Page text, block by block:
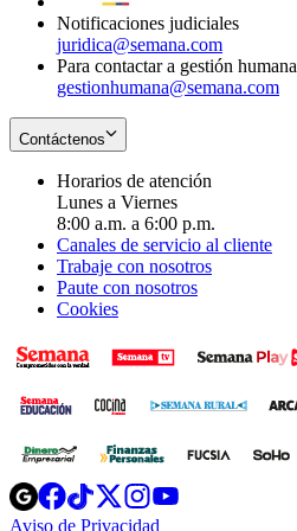
Notificaciones judiciales
juridica@semana.com
Para contactar a gestión humana
gestionhumana@semana.com
Contáctenos
Horarios de atención
Lunes a Viernes
8:00 a.m. a 6:00 p.m.
Canales de servicio al cliente
Trabaje con nosotros
Paute con nosotros
Cookies
Opens
in
Opens
in
Opens
in
Opens
Aviso de Privacidad